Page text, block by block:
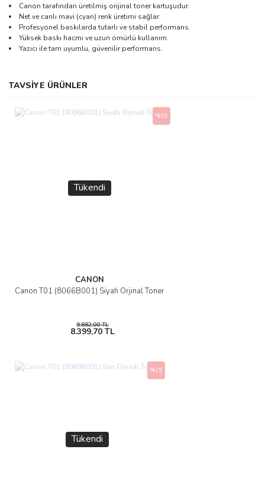
Canon tarafından üretilmiş orijinal toner kartuşudur.
Net ve canlı mavi (cyan) renk üretimi sağlar.
Profesyonel baskılarda tutarlı ve stabil performans.
Yüksek baskı hacmi ve uzun ömürlü kullanım.
Yazıcı ile tam uyumlu, güvenilir performans.
Bu ürünün fiyat bilgisi, resim, ürün açıklamalarında ve diğer
konularda yetersiz gördüğünüz noktaları öneri formunu kullanarak
Görüş ve önerileriniz için teşekkür ederiz.
Ürün fiyatı diğer sitelerden daha pahalı.
Gönder
TAVSİYE ÜRÜNLER
Tükendi
CANON
Canon T01 (8066B001) Siyah Orjinal Toner
%15
9.882,00 TL
8.399,70 TL
Tükendi
%15